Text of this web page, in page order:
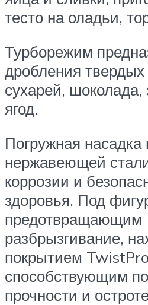
тесто на оладьи,
Турборежим
дробления твердых
сухарей,
ягод.
Погружная насадка
нержавеющей
коррозии и
здоровья. Под
предотвращающим
разбрызгивание,
покрытием
способствующим
прочности и